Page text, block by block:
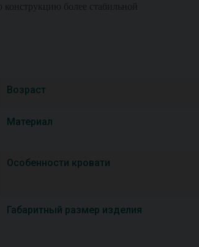
конструкцию более стабильной
Возраст
Материал
Особенности кровати
Габаритный размер изделия